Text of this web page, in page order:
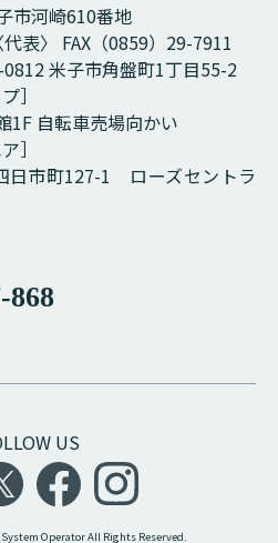
市河崎610番地
表〉 FAX（0859）29-7911
0812 米子市角盤町1丁目55-2
］
1F 自転車売場向かい
］
市町127-1 ローズセントラ
868
US
Operator All Rights Reserved.